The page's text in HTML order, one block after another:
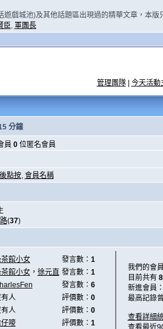
遊戲城池)及其他話題區出現過的精華文章，本版
臣, 軍團長
管理團隊| 今天活動
分鐘
員 0位匿名會員
點按, 會員名稱
(37)
館小女 發言數： 1
館小女， 徐元直 發言數： 1
發言數： 6
人
評價數： 0
人
評價數： 0
嘜 評價數： 1
我們的會
目前共有
新進會員
最高記錄
查看詳細
查看最近